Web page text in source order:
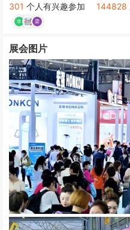
301 个人有兴趣参加 144828
展会图片